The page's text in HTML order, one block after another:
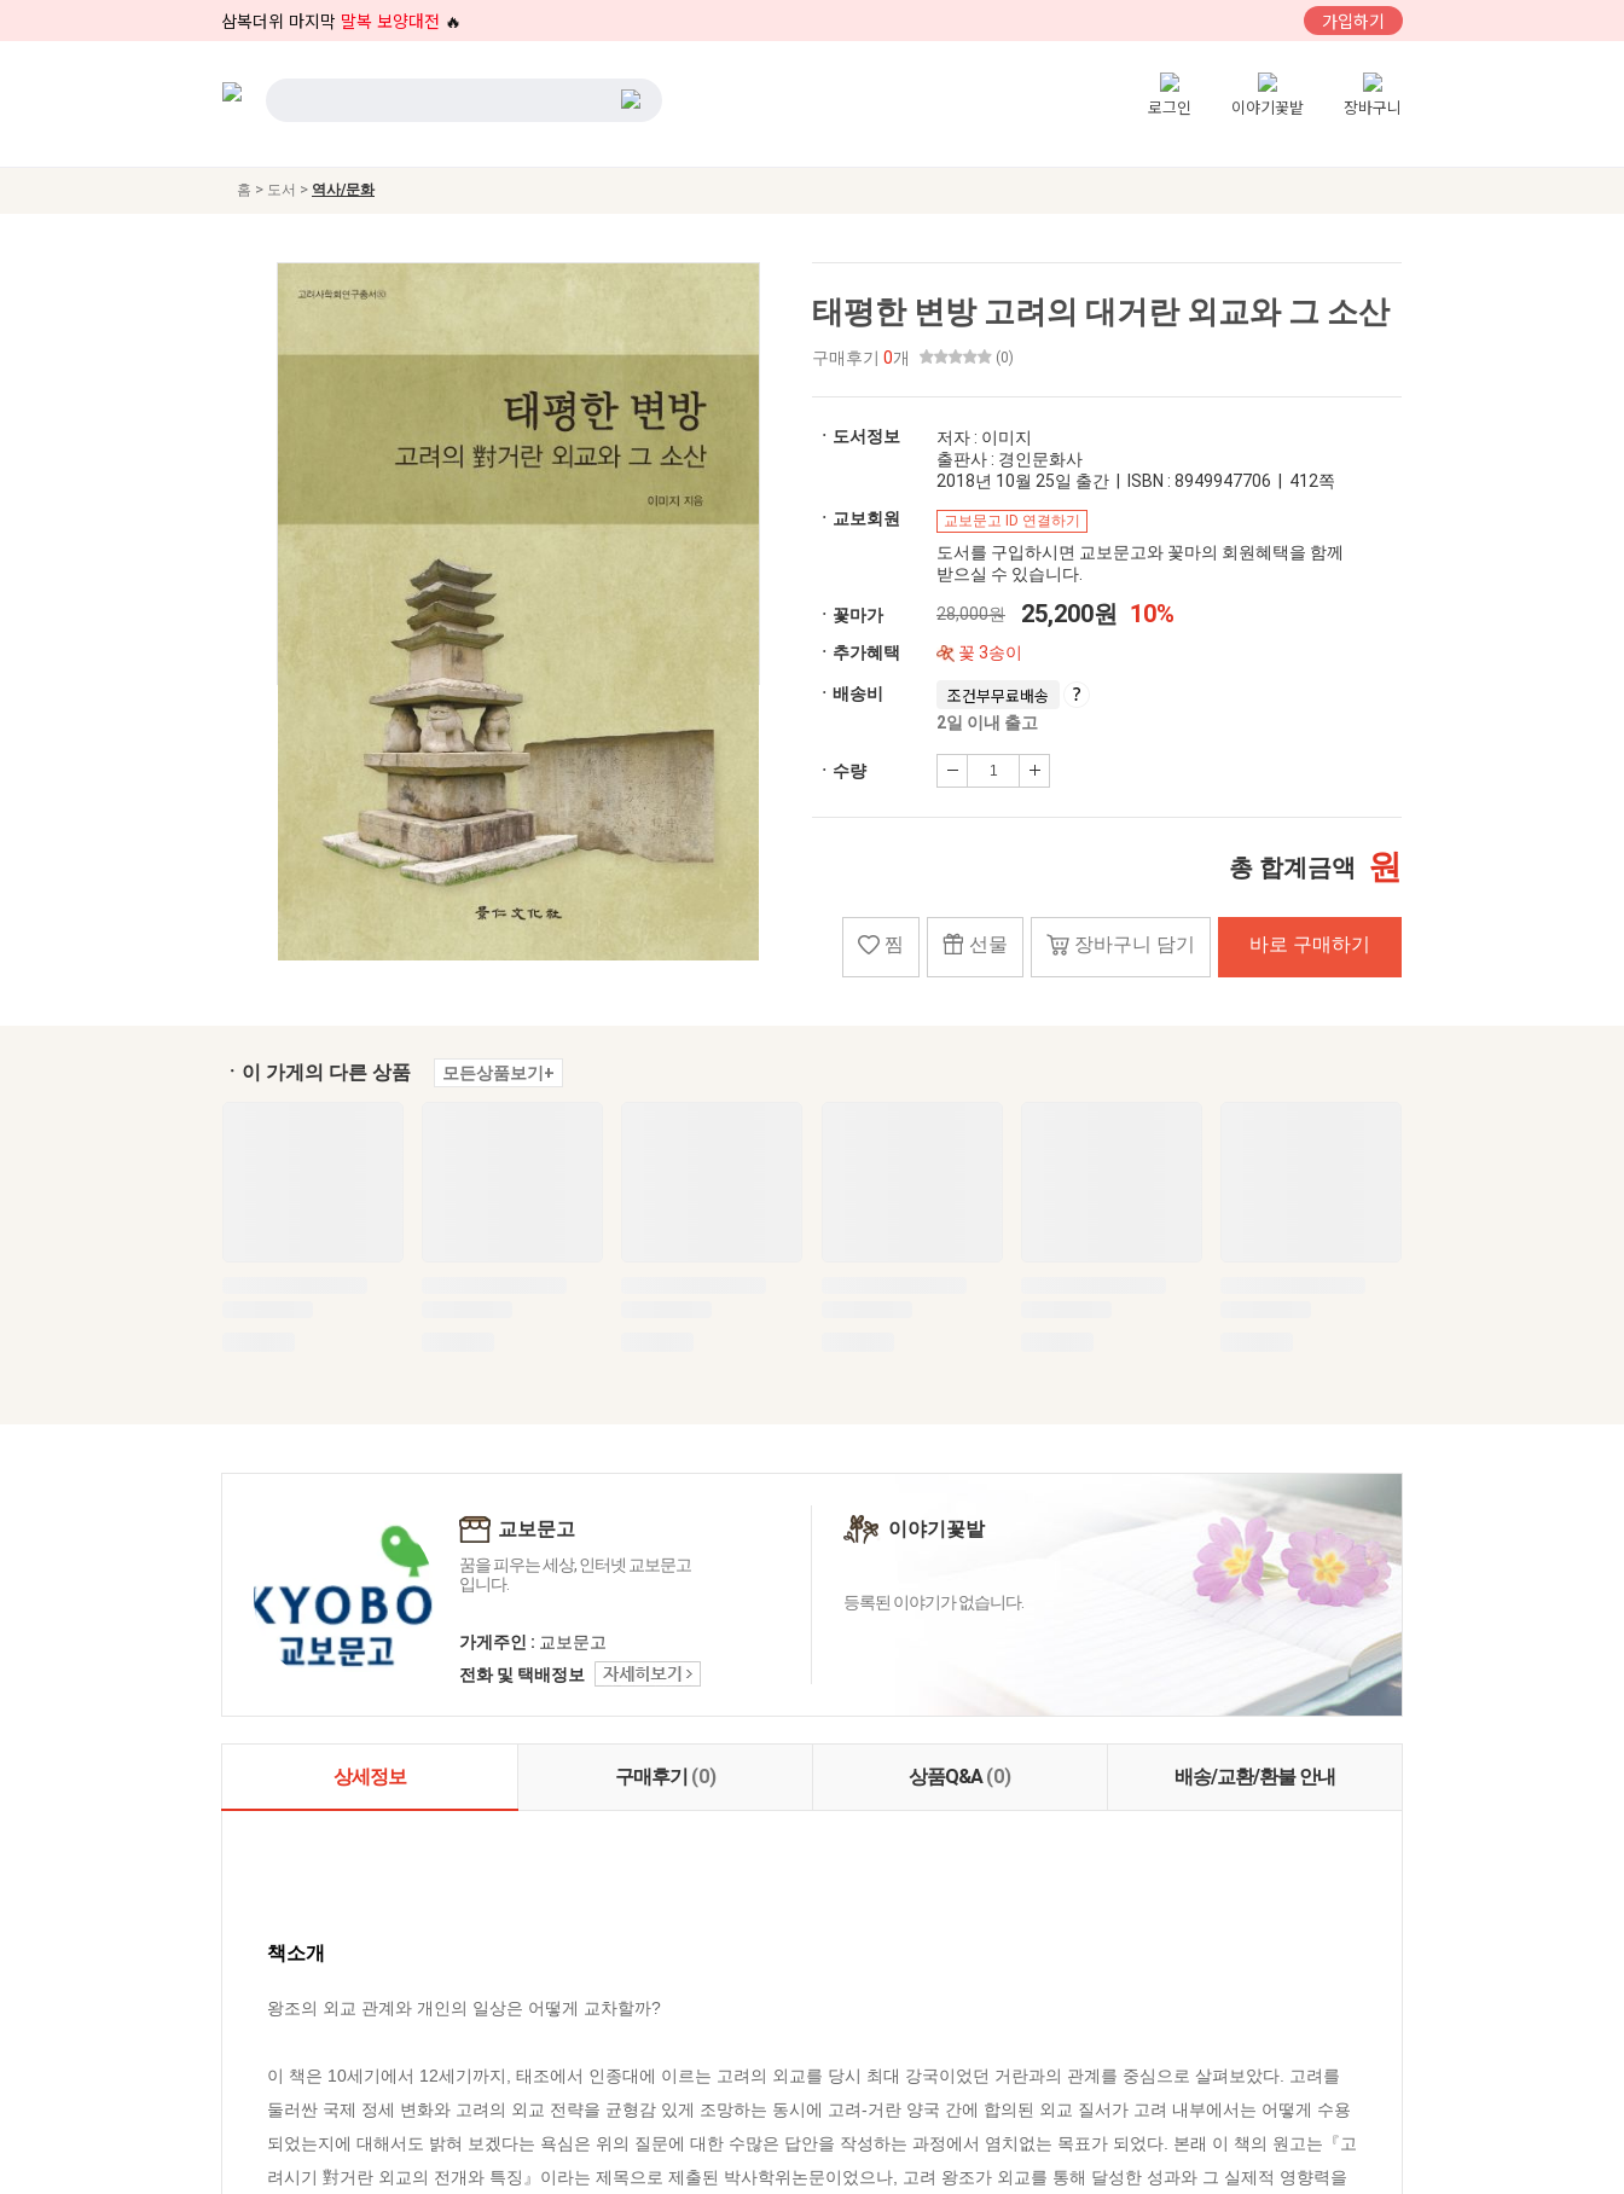
삼복더위 마지막 말복 보양대전 🔥 가입하기
로그인 이야기꽃밭 장바구니
홈 > 도서 > 역사/문화
태평한 변방 고려의 대거란 외교와 그 소산
구매후기 0개 (0)
ㆍ도서정보
저자 : 이미지
출판사 : 경인문화사
2018년 10월 25일 출간 | ISBN : 8949947706 | 412쪽
ㆍ교보회원
교보문고 ID 연결하기
도서를 구입하시면 교보문고와 꽃마의 회원혜택을 함께
받으실 수 있습니다.
ㆍ꽃마가 28,000원 25,200원 10%
ㆍ추가혜택 꽃 3송이
ㆍ배송비 조건부무료배송
2일 이내 출고
ㆍ수량
총 합계금액 원
찜 선물 장바구니 담기 바로 구매하기
ㆍ이 가게의 다른 상품 모든상품보기+
교보문고
꿈을 피우는 세상, 인터넷 교보문고
입니다.
가게주인 : 교보문고
전화 및 택배정보
이야기꽃밭
등록된 이야기가 없습니다.
상세정보 구매후기 (0) 상품Q&A(0) 배송/교환/환불 안내
책소개
왕조의 외교 관계와 개인의 일상은 어떻게 교차할까?
이 책은 10세기에서 12세기까지, 태조에서 인종대에 이르는 고려의 외교를 당시 최대 강국이었던 거란과의 관계를 중심으로 살펴보았다. 고려를
둘러싼 국제 정세 변화와 고려의 외교 전략을 균형감 있게 조망하는 동시에 고려-거란 양국 간에 합의된 외교 질서가 고려 내부에서는 어떻게 수용
되었는지에 대해서도 밝혀 보겠다는 욕심은 위의 질문에 대한 수많은 답안을 작성하는 과정에서 염치없는 목표가 되었다. 본래 이 책의 원고는『고
려시기 對거란 외교의 전개와 특징』이라는 제목으로 제출된 박사학위논문이었으나, 고려 왕조가 외교를 통해 달성한 성과와 그 실제적 영향력을